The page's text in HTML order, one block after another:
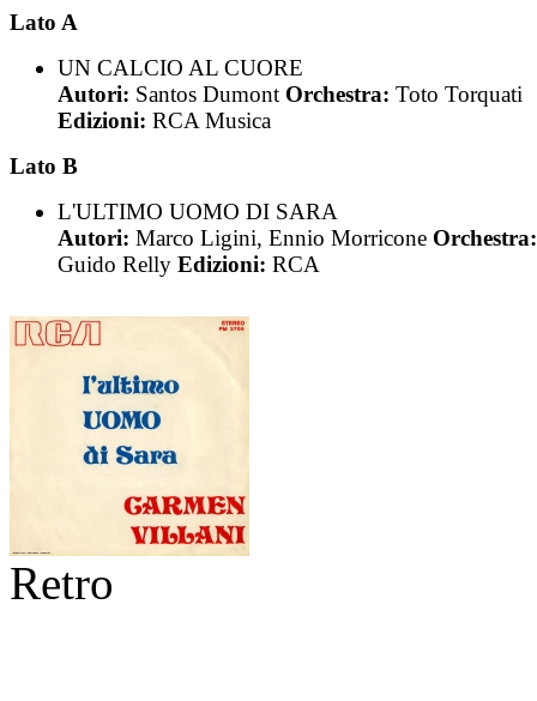
Lato A
UN CALCIO AL CUORE
Autori: Santos Dumont Orchestra: Toto Torquati
Edizioni: RCA Musica
Lato B
L'ULTIMO UOMO DI SARA
Autori: Marco Ligini, Ennio Morricone Orchestra:
Guido Relly Edizioni: RCA
Retro